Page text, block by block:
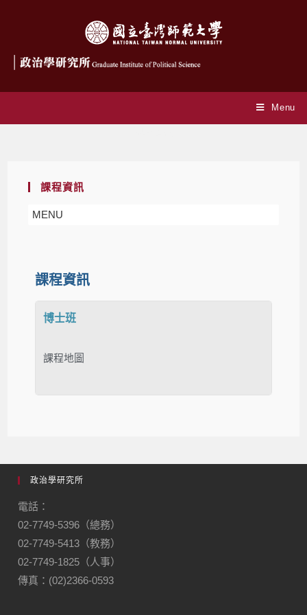
Menu
課程資訊
MENU
課程資訊
博士班
課程地圖
政治學研究所
電話：
02-7749-5396（總務）
02-7749-5413（教務）
02-7749-1825（人事）
傳真：(02)2366-0593